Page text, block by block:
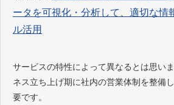
ータを可視化・分析して、適切な情
ル活用
サービスの特性によって異なるとは思い
ネス立ち上げ期に社内の営業体制を整備
要です。